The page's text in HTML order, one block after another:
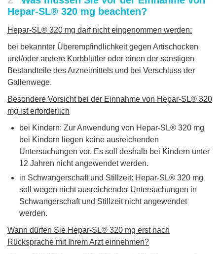
Hepar-SL® 320 mg beachten?
Hepar-SL® 320 mg darf nicht eingenommen werden:
bei bekannter Überempfindlichkeit gegen Artischocken
und/oder andere Korbblütler oder einen der sonstigen
Bestandteile des Arzneimittels und bei Verschluss der
Gallenwege.
Besondere Vorsicht bei der Einnahme von Hepar-SL® 320
mg ist erforderlich
bei Kindern: Zur Anwendung von Hepar-SL® 320 mg
bei Kindern liegen keine ausreichenden
Untersuchungen vor. Es soll deshalb bei Kindern unter
12 Jahren nicht angewendet werden.
in Schwangerschaft und Stillzeit: Hepar-SL® 320 mg
soll wegen nicht ausreichender Untersuchungen in
Schwangerschaft und Stillzeit nicht angewendet
werden.
Wann dürfen Sie Hepar-SL® 320 mg erst nach
Rücksprache mit Ihrem Arzt einnehmen?